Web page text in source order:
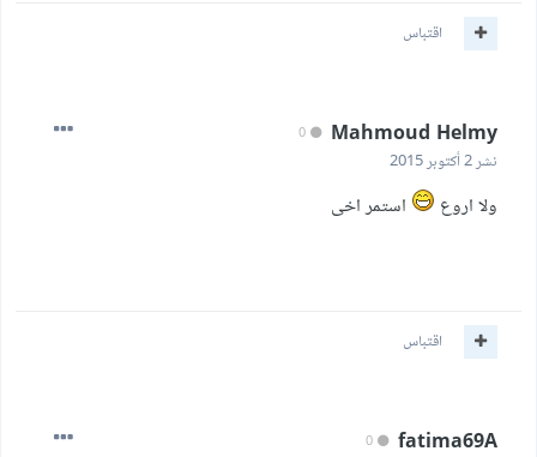
اقتباس
Mahmoud Helmy
نشر2 أكتوبر 2015
ولا اروع استمر اخى
اقتباس
fatima69A